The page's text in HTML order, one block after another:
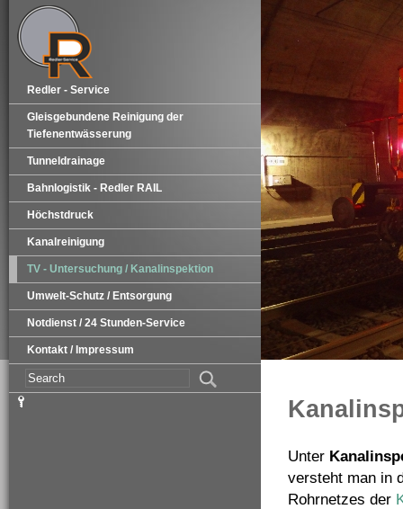
Redler - Service
Gleisgebundene Reinigung der
Tiefenentwässerung
Tunneldrainage
Bahnlogistik - Redler RAIL
Höchstdruck
Kanalreinigung
TV - Untersuchung / Kanalinspektion
Umwelt-Schutz / Entsorgung
Notdienst / 24 Stunden-Service
Kontakt / Impressum
Unter
versteht man in
Rohrnetzes der